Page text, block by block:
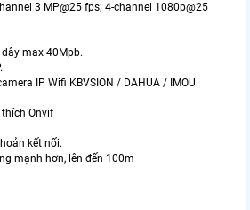
3 MP@25 fps; 4-channel 1080p@25
max 40Mpb.
IP Wifi KBVSION / DAHUA / IMOU
Onvif
kết nối.
mạnh hơn, lên đến 100m